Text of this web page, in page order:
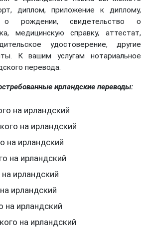
диплом, приложение к диплому,
о рождении, свидетельство о
медицинскую справку, аттестат,
удостоверение, другие
К вашим услугам нотариальное
перевода.
ирландские переводы:
на ирландский
на ирландский
на ирландский
на ирландский
ирландский
ирландский
на ирландский
на ирландский